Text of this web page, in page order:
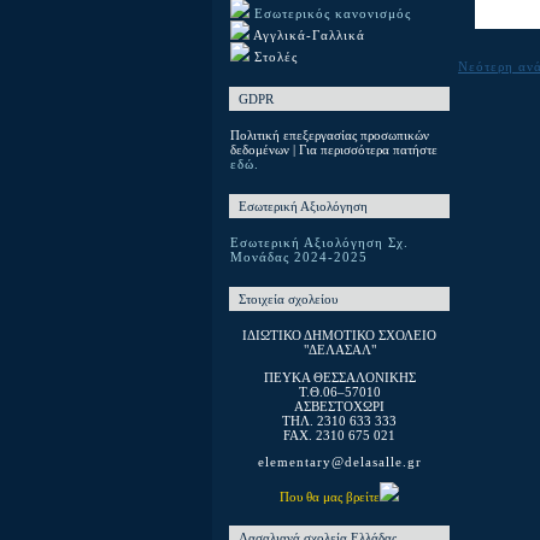
Εσωτερικός κανονισμός
Αγγλικά-Γαλλικά
Στολές
GDPR
Πολιτική επεξεργασίας προσωπικών
δεδομένων | Για περισσότερα πατήστε
εδώ.
Εσωτερική Αξιολόγηση
Εσωτερική Αξιολόγηση Σχ.
Μονάδας 2024-2025
Στοιχεία σχολείου
ΙΔΙΩΤΙΚΟ ΔΗΜΟΤΙΚΟ ΣΧΟΛΕΙΟ
"ΔΕΛΑΣΑΛ"
ΠΕΥΚΑ ΘΕΣΣΑΛΟΝΙΚΗΣ
T.Θ.06–57010
ΑΣΒΕΣΤΟΧΩΡΙ
ΤΗΛ. 2310 633 333
FAX. 2310 675 021
elementary@delasalle.gr
Που θα μας βρείτε
Νεότερη